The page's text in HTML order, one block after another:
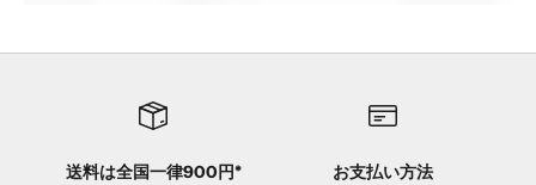
送料は全国一律900円*
お支払い方法